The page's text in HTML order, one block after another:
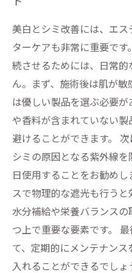
美白とシミ改善には、エ
ターケアも非常に重要で
続させるためには、日常
ん。まず、施術後は肌が
は優しい製品を選ぶ必要
や香料が含まれていない
避けることができます。 次
シミの原因となる紫外線
日使用することをお勧め
スで物理的な遮光も行う
水分補給や栄養バランス
つ上で重要な要素です。
て、定期的にメンテナン
入れることができるでし